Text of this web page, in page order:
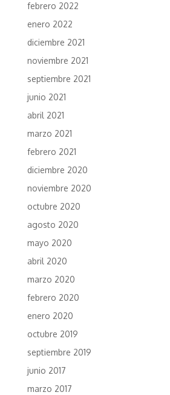
febrero 2022
enero 2022
diciembre 2021
noviembre 2021
septiembre 2021
junio 2021
abril 2021
marzo 2021
febrero 2021
diciembre 2020
noviembre 2020
octubre 2020
agosto 2020
mayo 2020
abril 2020
marzo 2020
febrero 2020
enero 2020
octubre 2019
septiembre 2019
junio 2017
marzo 2017